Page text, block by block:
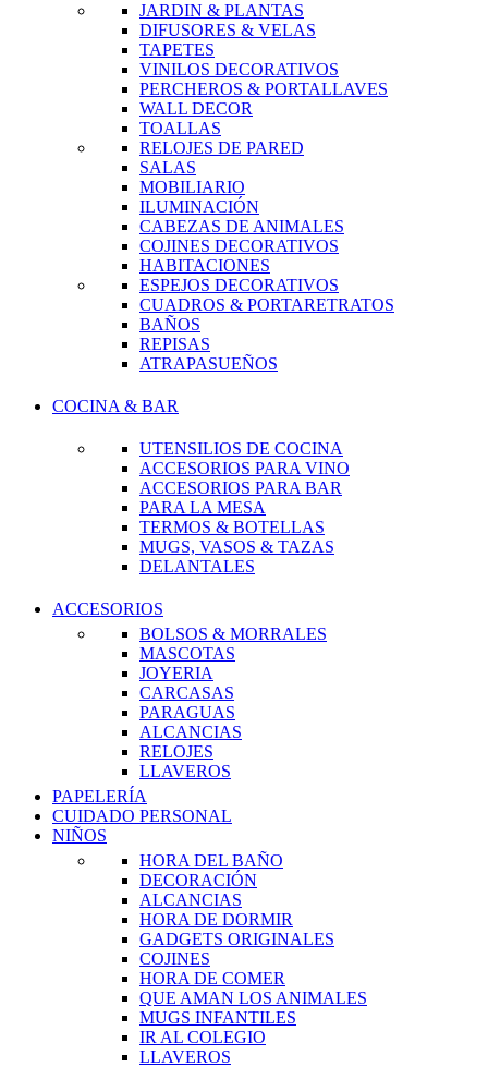
JARDIN & PLANTAS
DIFUSORES & VELAS
TAPETES
VINILOS DECORATIVOS
PERCHEROS & PORTALLAVES
WALL DECOR
TOALLAS
RELOJES DE PARED
SALAS
MOBILIARIO
ILUMINACIÓN
CABEZAS DE ANIMALES
COJINES DECORATIVOS
HABITACIONES
ESPEJOS DECORATIVOS
CUADROS & PORTARETRATOS
BAÑOS
REPISAS
ATRAPASUEÑOS
COCINA & BAR
UTENSILIOS DE COCINA
ACCESORIOS PARA VINO
ACCESORIOS PARA BAR
PARA LA MESA
TERMOS & BOTELLAS
MUGS, VASOS & TAZAS
DELANTALES
ACCESORIOS
BOLSOS & MORRALES
MASCOTAS
JOYERIA
CARCASAS
PARAGUAS
ALCANCIAS
RELOJES
LLAVEROS
PAPELERÍA
CUIDADO PERSONAL
NIÑOS
HORA DEL BAÑO
DECORACIÓN
ALCANCIAS
HORA DE DORMIR
GADGETS ORIGINALES
COJINES
HORA DE COMER
QUE AMAN LOS ANIMALES
MUGS INFANTILES
IR AL COLEGIO
LLAVEROS